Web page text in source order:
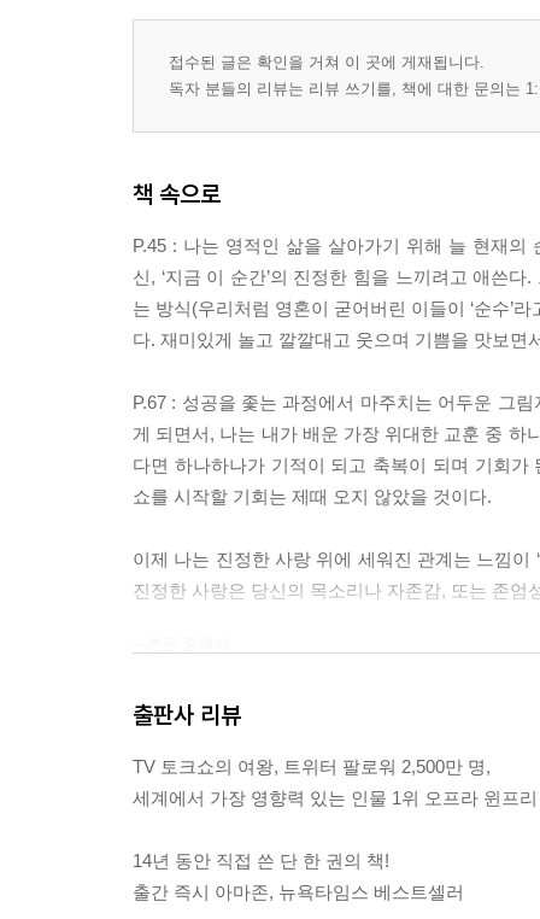
접수된 글은 확인을 거쳐 이 곳에 게재됩니다.
독자 분들의 리뷰는 리뷰 쓰기를, 책에 대한 문의는
책 속으로
P.45 : 나는 영적인 삶을 살아가기 위해 늘 현재
신, ‘지금 이 순간’의 진정한 힘을 느끼려고 애쓴
는 방식(우리처럼 영혼이 굳어버린 이들이 ‘순수’
다. 재미있게 놀고 깔깔대고 웃으며 기쁨을 맛보면
P.67 : 성공을 좇는 과정에서 마주치는 어두운 그
게 되면서, 나는 내가 배운 가장 위대한 교훈 중 하
다면 하나하나가 기적이 되고 축복이 되며 기회
쇼를 시작할 기회는 제때 오지 않았을 것이다.
이제 나는 진정한 사랑 위에 세워진 관계는 느낌이
진정한 사랑은 당신의 목소리나 자존감, 또는 존엄
출판사 리뷰
TV 토크쇼의 여왕, 트위터 팔로워 2,500만 명,
세계에서 가장 영향력 있는 인물 1위 오프라 윈프리
14년 동안 직접 쓴 단 한 권의 책!
출간 즉시 아마존, 뉴욕타임스 베스트셀러